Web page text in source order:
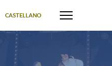
CASTELLANO